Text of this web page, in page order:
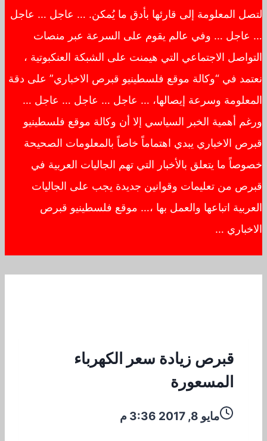
لتصل المعلومة إلى قارئها بأدق ما يُمكن. … عاجل … عاجل
… عاجل … وفي عالم يقوم على السرعة عبر منصات
التواصل الاجتماعي التي هيمنت على الشبكة العنكبوتية ،
نعتمد في “وكالة موقع فلسطينيو قبرص الاخباري” على دقة
المعلومة وسرعة إيصالها، … عاجل … عاجل … عاجل …
ورغم أهمية الخبر السياسي إلا أن وكالة موقع فلسطينيو
قبرص الاخباري يبدي اهتماماً خاصاً بالمعلومات الصحيحة
خصوصاً ما يتعلق بالأخبار التي تهم الجاليات العربية في
قبرص من تعليمات وقوانين جديدة يجب على الجاليات
العربية اتباعها والعمل بها ،… موقع فلسطينيو قبرص
الاخباري …
قبرص زيادة سعر الكهرباء
المسعورة
مايو 8, 2017 3:36 م